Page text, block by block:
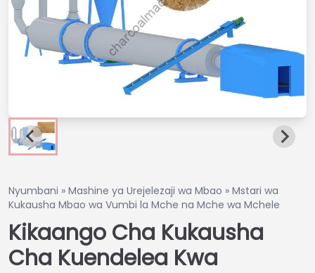
Nyumbani » Mashine ya Urejelezaji wa Mbao » Mstari wa
Kukausha Mbao wa Vumbi la Mche na Mche wa Mchele
Kikaango Cha Kukausha
Cha Kuendelea Kwa